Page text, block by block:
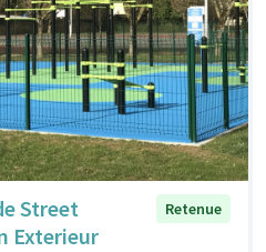
Street
Exterieur
Retenue